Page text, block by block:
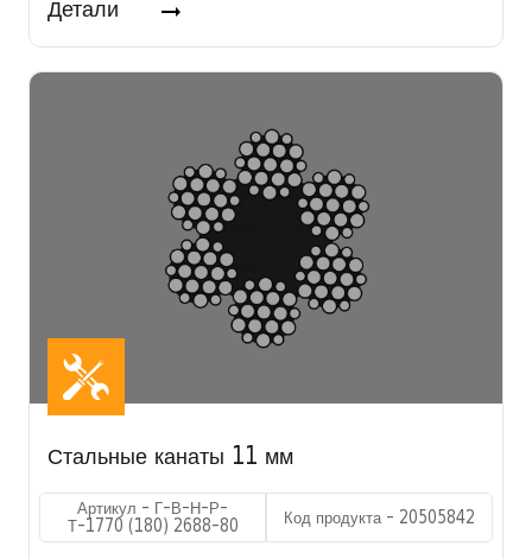
Детали
Стальные канаты 11 мм
Артикул - Г-В-Н-Р-
Т-1770 (180) 2688-80
Код продукта - 20505842